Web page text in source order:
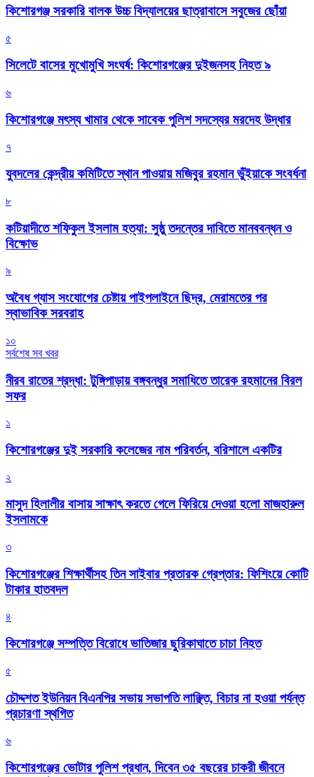
কিশোরগঞ্জ সরকারি বালক উচ্চ বিদ্যালয়ের ছাত্রাবাসে সবুজের ছোঁয়া
৫
সিলেটে বাসের মুখোমুখি সংঘর্ষ: কিশোরগঞ্জের দুইজনসহ নিহত ৯
৬
কিশোরগঞ্জে মৎস্য খামার থেকে সাবেক পুলিশ সদস্যের মরদেহ উদ্ধার
৭
যুবদলের কেন্দ্রীয় কমিটিতে স্থান পাওয়ায় মজিবুর রহমান ভুঁইয়াকে সংবর্ধনা
৮
কটিয়াদীতে শফিকুল ইসলাম হত্যা: সুষ্ঠু তদন্তের দাবিতে মানববন্ধন ও
বিক্ষোভ
৯
অবৈধ গ্যাস সংযোগের চেষ্টায় পাইপলাইনে ছিদ্র, মেরামতের পর
স্বাভাবিক সরবরাহ
১০
সর্বশেষ সব খবর
নীরব রাতের শ্রদ্ধা: টুঙ্গিপাড়ায় বঙ্গবন্ধুর সমাধিতে তারেক রহমানের বিরল
সফর
১
কিশোরগঞ্জের দুই সরকারি কলেজের নাম পরিবর্তন, বরিশালে একটির
২
মাসুদ হিলালীর বাসায় সাক্ষাৎ করতে গেলে ফিরিয়ে দেওয়া হলো মাজহারুল
ইসলামকে
৩
কিশোরগঞ্জের শিক্ষার্থীসহ তিন সাইবার প্রতারক গ্রেপ্তার: ফিশিংয়ে কোটি
টাকার হাতবদল
৪
কিশোরগঞ্জে সম্পত্তি বিরোধে ভাতিজার ছুরিকাঘাতে চাচা নিহত
৫
চৌদ্দশত ইউনিয়ন বিএনপির সভায় সভাপতি লাঞ্ছিত, বিচার না হওয়া পর্যন্ত
প্রচারণা স্থগিত
৬
কিশোরগঞ্জের ভোটার পুলিশ প্রধান, দিবেন ৩৫ বছরের চাকরী জীবনে